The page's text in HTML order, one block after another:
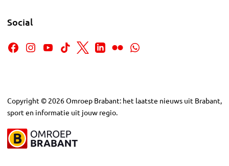
Social
Copyright © 2026Omroep Brabant: het laatste nieuws uit Brabant,
sport en informatie uit jouw regio.